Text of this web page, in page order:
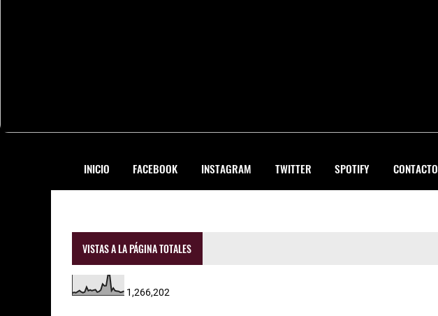
INICIO FACEBOOK INSTAGRAM TWITTER SPOTIFY CONTACTO
VISTAS A LA PÁGINA TOTALES
1,266,202